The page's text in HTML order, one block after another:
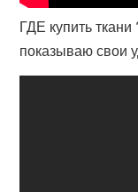
ГДЕ купить
показываю свои